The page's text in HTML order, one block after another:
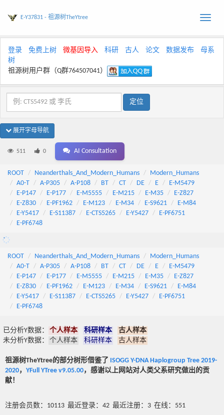
Toggle
E-Y37831 - 祖源树TheYtree
登录 免费上树 微基因导入 科研 古人 论文 数据发布
母系
树
祖源树用户群（Q群764507041）
展开字母导航
511 0 AI Consultation
ROOT Neanderthals_And_Modern_Humans
Modern_Humans
A0-T
A-P305 A-P108 BT CT DE E
E-M5479
E-P147
E-P177 E-M5555 E-M215 E-M35
E-Z827
E-Z830
E-PF1962 E-M123 E-M34 E-S9621
E-M84
E-Y5417
E-S11387 E-CTS5265 E-Y5427
E-PF6751
E-PF6748
ROOT Neanderthals_And_Modern_Humans
Modern_Humans
A0-T
A-P305 A-P108 BT CT DE E
E-M5479
E-P147
E-P177 E-M5555 E-M215 E-M35
E-Z827
E-Z830
E-PF1962 E-M123 E-M34 E-S9621
E-M84
E-Y5417
E-S11387 E-CTS5265 E-Y5427
E-PF6751
E-PF6748
已分析Y数据： 个人样本 科研样本
古人样本
未分析Y数据：
个人样本 科研样本 古人样本
祖源树TheYtree的部分树形借鉴了 ISOGG Y-DNA Haplogroup Tree 2019-
2020， YFull YTree v9.05.00，感谢以上网站对人类父系研究做出的贡
献！
注册会员数：10113 最近登录：42 最近注册：3 在线：551